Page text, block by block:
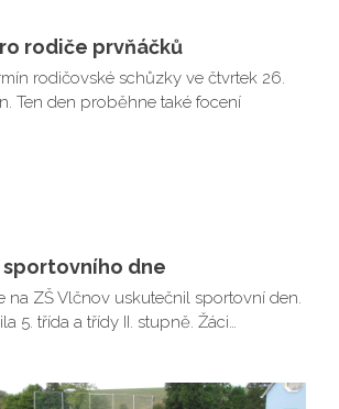
rodiče prvňáčků
rodičovské schůzky ve čtvrtek 26.
Ten den proběhne také focení
dne
na ZŠ Vlčnov uskutečnil sportovní den.
5. třída a třídy II. stupně. Žáci…